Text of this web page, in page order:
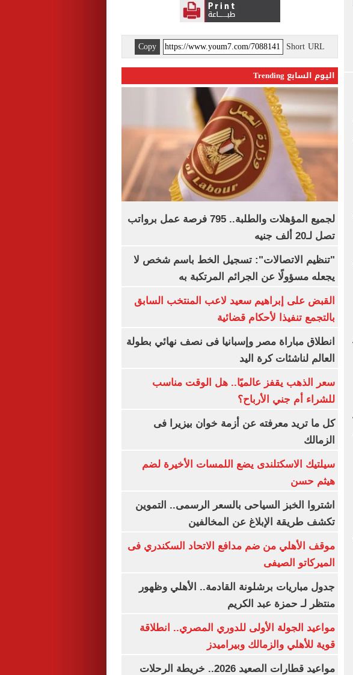
Short URL
Copy
اليوم السابع Trending
لجميع المؤهلات والطلبة.. 795 فرصة عمل برواتب
تصل لـ20 ألف جنيه
"تنظيم الاتصالات": تسجيل الخط باسم شخص لا
يجعله مسؤولًا عن الجرائم المرتكبة به
القبض على إبراهيم سعيد لاعب المنتخب السابق
بالتجمع تنفيذا لأحكام قضائية
انطلاق مباراة مصر وإسبانيا فى نصف نهائي بطولة
العالم لناشئات كرة اليد
سعر الذهب يقفز عالميًا.. هل الوقت مناسب
للشراء أم جني الأرباح؟
كل ما تريد معرفته عن أزمة خوان بيزيرا فى
الزمالك
سيلتيك الاسكتلندى يضع اللمسات الأخيرة لضم
هيثم حسن
اشتروا الخبز السياحى بالسعر الرسمى.. التموين
تكشف طريقة الإبلاغ عن المخالفين
موقف الأهلي من ضم مدافع الاتحاد السكندري فى
الميركاتو الصيفى
جدول مباريات برشلونة القادمة.. الأهلي وظهور
منتظر لـ حمزة عبد الكريم
مواعيد الجولة الأولى للدوري المصري.. انطلاقة
قوية للأهلي والزمالك وبيراميدز
مواعيد قطارات الصعيد 2026.. خريطة الرحلات